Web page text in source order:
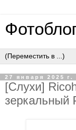
27 января 2025 г.
[Слухи]
зеркальный